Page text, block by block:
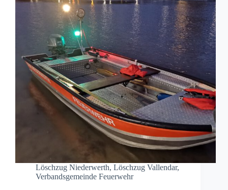
Löschzug Niederwerth, Löschzug Vallendar,
Verbandsgemeinde Feuerwehr